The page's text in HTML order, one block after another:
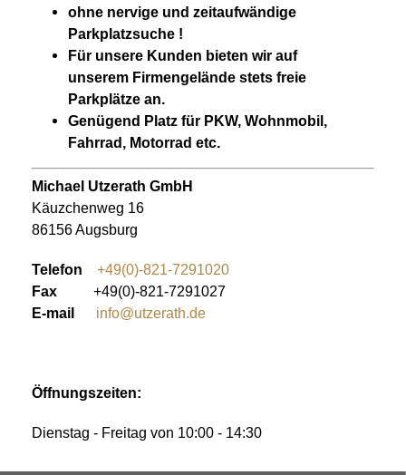
ohne nervige und zeitaufwändige
Parkplatzsuche !
Für unsere Kunden bieten wir auf
unserem Firmengelände stets freie
Parkplätze an.
Genügend Platz für PKW, Wohnmobil,
Fahrrad, Motorrad etc.
Michael Utzerath GmbH
Käuzchenweg 16
86156 Augsburg
Telefon
+49(0)-821-7291020
Fax +49(0)-821-7291027
E-mail
info@utzerath.de
Öffnungszeiten:
Dienstag - Freitag von 10:00 - 14:30